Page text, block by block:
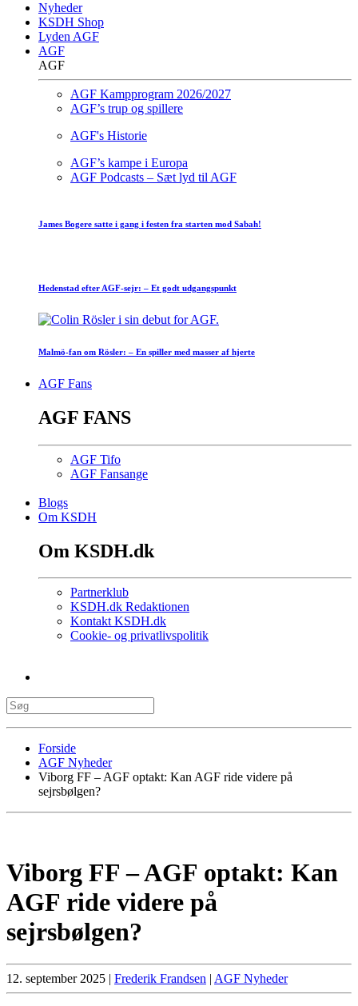
Nyheder
KSDH Shop
Lyden AGF
AGF
AGF
AGF Kampprogram 2026/2027
AGF’s trup og spillere
AGF's Historie
AGF’s kampe i Europa
AGF Podcasts – Sæt lyd til AGF
James Bogere satte i gang i festen fra starten mod Sabah!
Hedenstad efter AGF-sejr: – Et godt udgangspunkt
Malmö-fan om Rösler: – En spiller med masser af hjerte
AGF Fans
AGF FANS
AGF Tifo
AGF Fansange
Blogs
Om KSDH
Om KSDH.dk
Partnerklub
KSDH.dk Redaktionen
Kontakt KSDH.dk
Cookie- og privatlivspolitik
Forside
AGF Nyheder
Viborg FF – AGF optakt: Kan AGF ride videre på
sejrsbølgen?
Viborg FF – AGF optakt: Kan
AGF ride videre på
sejrsbølgen?
12. september 2025 | Frederik Frandsen | AGF Nyheder